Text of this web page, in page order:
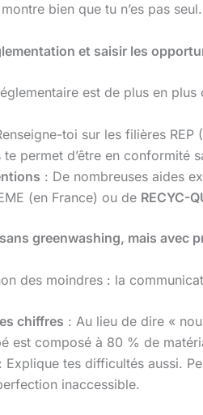
bien que tu n’es pas
et saisir les
est de plus en
toi sur les filières
permet d’être en conformité
: De nombreuses aides
(en France) ou de RECYC-
greenwashing, mais avec
des moindres : la
chiffres : Au lieu de dire «
est composé à 80 % de
: Explique tes difficultés aussi.
inaccessible.